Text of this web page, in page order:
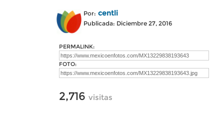
Por: centli
Publicada: Diciembre 27, 2016
PERMALINK:
FOTO:
2,716 visitas